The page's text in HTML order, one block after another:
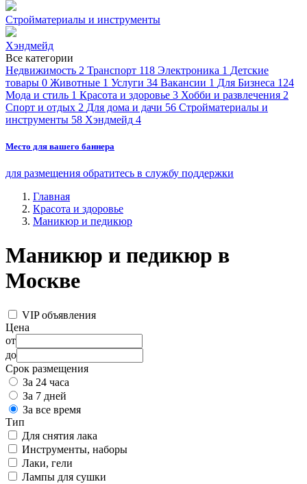
Стройматериалы и инструменты
Хэндмейд
Все категории
Недвижимость 2 Транспорт 118 Электроника 1 Детские
товары 0 Животные 1 Услуги 34 Вакансии 1 Для Бизнеса 124
Мода и стиль 1 Красота и здоровье 3 Хобби и развлечения 2
Спорт и отдых 2 Для дома и дачи 56 Стройматериалы и
инструменты 58 Хэндмейд 4
Место для вашего баннера
для размещения обратитесь в службу поддержки
Главная
Красота и здоровье
Маникюр и педикюр
Маникюр и педикюр в
Москве
VIP объявления
Цена
от
до
Срок размещения
За 24 часа
За 7 дней
За все время
Тип
Для снятия лака
Инструменты, наборы
Лаки, гели
Лампы для сушки